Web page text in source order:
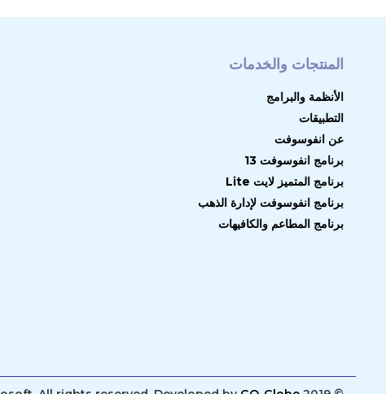
المنتجات والخدمات
الأنظمة والبرامج
التطبيقات
عن انفوسوفت
برنامج انفوسوفت 13
برنامج المتميز لايت Lite
برنامج انفوسوفت لإدارة الذهب
برنامج المطاعم والكافيهات